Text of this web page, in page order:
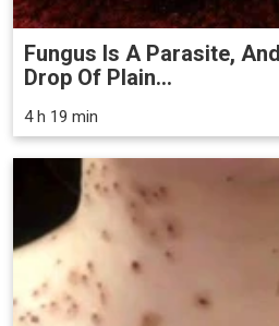
Fungus Is A Parasite,
Drop Of Plain...
4 h 19 min